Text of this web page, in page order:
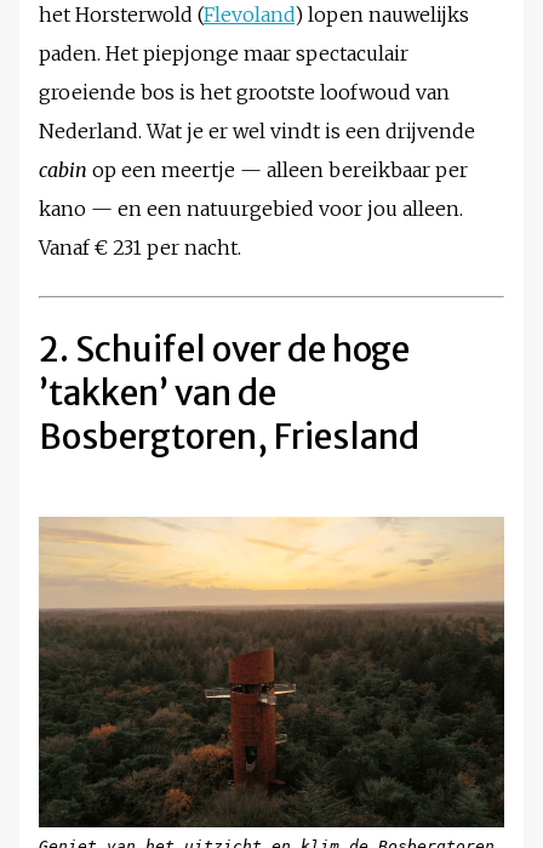
het Horsterwold (Flevoland) lopen nauwelijks
paden. Het piepjonge maar spectaculair
groeiende bos is het grootste loofwoud van
Nederland. Wat je er wel vindt is een drijvende
cabin op een meertje — alleen bereikbaar per
kano — en een natuurgebied voor jou alleen.
Vanaf € 231 per nacht.
2. Schuifel over de hoge
’takken’ van de
Bosbergtoren, Friesland